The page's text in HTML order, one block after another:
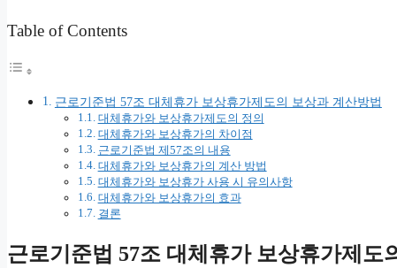
Table of Contents
근로기준법 57조 대체휴가 보상휴가제도의 보상과 계산방법
대체휴가와 보상휴가제도의 정의
대체휴가와 보상휴가의 차이점
근로기준법 제57조의 내용
대체휴가와 보상휴가의 계산 방법
대체휴가와 보상휴가 사용 시 유의사항
대체휴가와 보상휴가의 효과
결론
근로기준법 57조 대체휴가 보상휴가제도